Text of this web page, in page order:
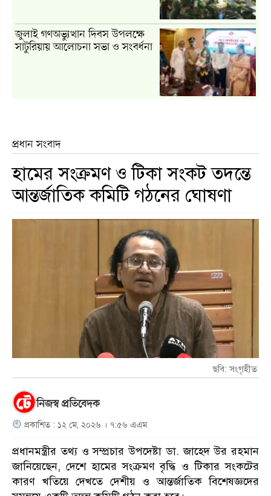
জুলাই গণঅভ্যুত্থান দিবস উপলক্ষে
সাটুরিয়ায় আলোচনা সভা ও সংবর্ধনা